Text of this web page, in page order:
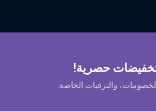
حصرية!
والترقيات الخاصة.